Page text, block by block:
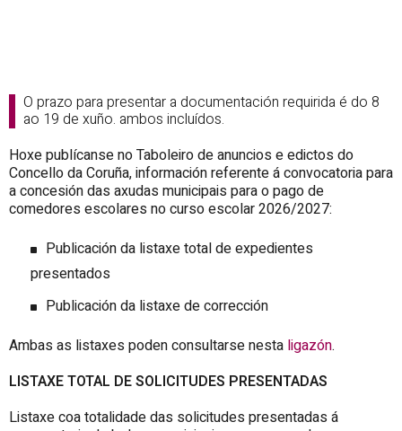
O prazo para presentar a documentación requirida é do 8
ao 19 de xuño. ambos incluídos.
Hoxe publícanse no Taboleiro de anuncios e edictos do
Concello da Coruña, información referente á convocatoria para
a concesión das axudas municipais para o pago de
comedores escolares no curso escolar 2026/2027:
Publicación da listaxe total de expedientes
presentados
Publicación da listaxe de corrección
Ambas as listaxes poden consultarse nesta ligazón.
LISTAXE TOTAL DE SOLICITUDES PRESENTADAS
Listaxe coa totalidade das solicitudes presentadas á